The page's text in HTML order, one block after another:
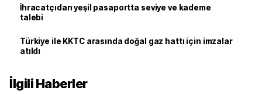
İhracatçıdan yeşil pasaportta seviye ve kademe
talebi
Türkiye ile KKTC arasında doğal gaz hattı için imzalar
atıldı
İlgili Haberler